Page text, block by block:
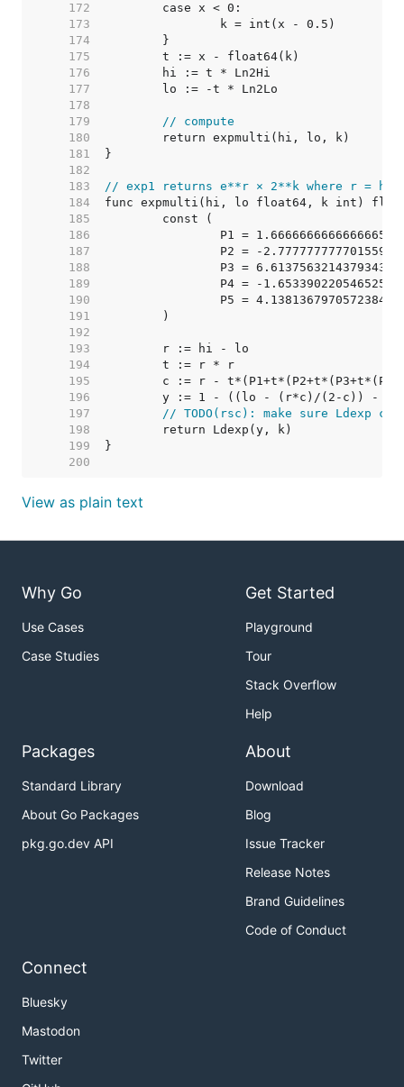
   172
   173
   174
   175
   176
   177
   178
   179
// compute
   180
   181
   182
   183
// exp1 returns e**r × 2**k where r =
   184
   185
   186
P1 =
   187
P2 = -
   188
P3 =
   189
P4 = -
   190
P5 =
   191
   192
   193
   194
   195
   196
   197
// TODO(rsc): make sure Ldexp
   198
   199
   200
View as plain text
Why Go
Use Cases
Case Studies
Get Started
Playground
Tour
Stack Overflow
Help
Packages
Standard Library
About Go Packages
pkg.go.dev API
About
Download
Blog
Issue Tracker
Release Notes
Brand Guidelines
Code of Conduct
Connect
Bluesky
Mastodon
Twitter